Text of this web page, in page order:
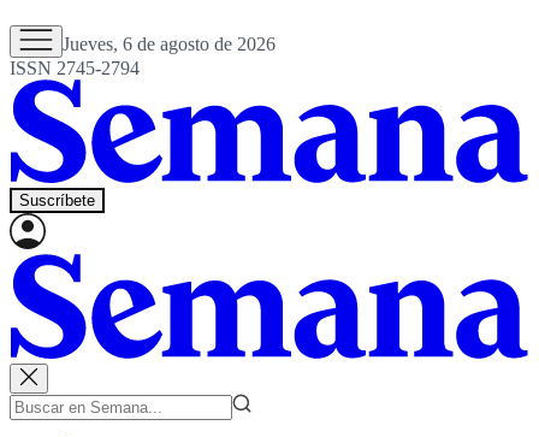
Jueves, 6 de agosto de 2026
ISSN 2745-2794
Suscríbete